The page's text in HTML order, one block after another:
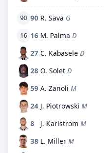
90 90 R. Sava G
16 16 M. Palma D
27 C. Kabasele D
28 O. Solet D
59 A. Zanoli M
24 J. Piotrowski M
8
J. Karlstrom M
38 L. Miller M